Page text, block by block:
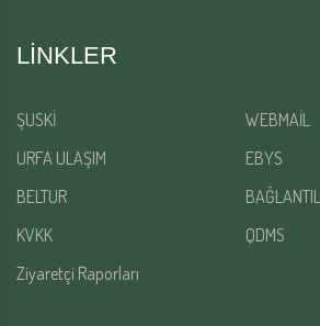
LINKLER
ŞUSKİ
WEBMAİL
URFA ULAŞIM
EBYS
BELTUR
KVKK
QDMS
Ziyaretçi Raporları